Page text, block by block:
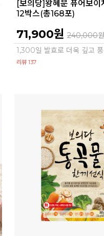
[보의당]왕혜문 퓨어보이
12박스(총168포)
71,900원 240,000원
1,300일 발효로 더욱 깊고
리뷰 137